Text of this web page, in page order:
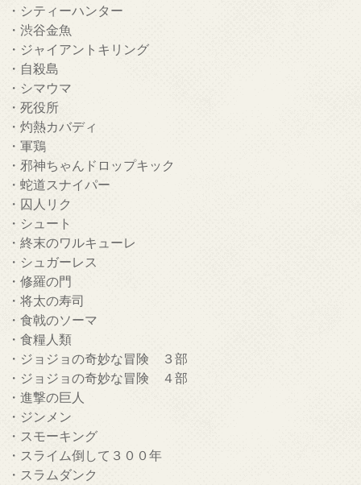
・シティーハンター
・渋谷金魚
・ジャイアントキリング
・自殺島
・シマウマ
・死役所
・灼熱カバディ
・軍鶏
・邪神ちゃんドロップキック
・蛇道スナイパー
・囚人リク
・シュート
・終末のワルキューレ
・シュガーレス
・修羅の門
・将太の寿司
・食戟のソーマ
・食糧人類
・ジョジョの奇妙な冒険 ３部
・ジョジョの奇妙な冒険 ４部
・進撃の巨人
・ジンメン
・スモーキング
・スライム倒して３００年
・スラムダンク